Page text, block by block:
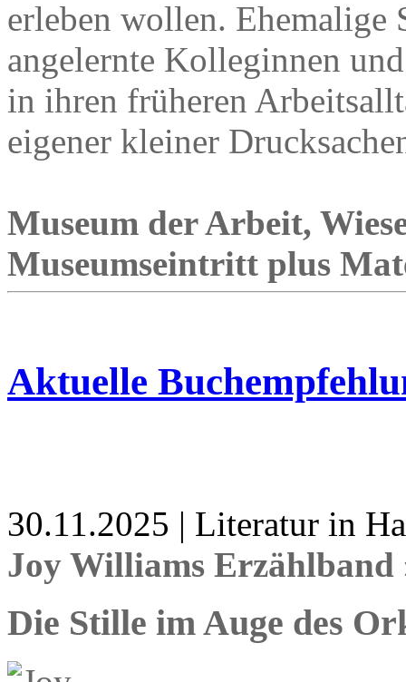
erleben wollen. Ehemalige
angelernte Kolleginnen
in ihren früheren
eigener kleiner
Museum der Arbeit,
Museumseintritt plus
Aktuelle
30.11.2025 | Literatur in
Joy Williams Erzählband
Die Stille im Auge des